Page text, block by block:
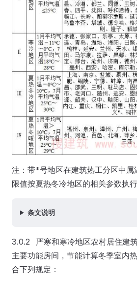
注：带*号地区在建筑热工分区中属
限值按夏热冬冷地区的相关参数执行
条文说明
3.0.2 严寒和寒冷地区农村居住建
主要功能房间，节能计算冬季室内
合下列规定：